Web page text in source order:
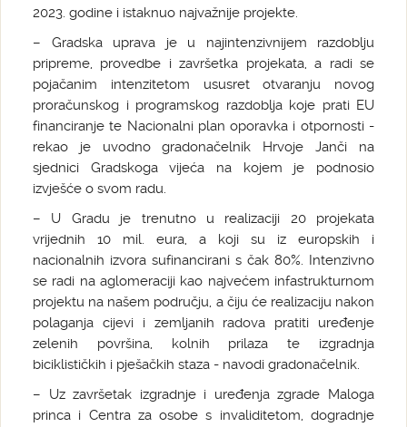
2023. godine i istaknuo najvažnije projekte.
– Gradska uprava je u najintenzivnijem razdoblju
pripreme, provedbe i završetka projekata, a radi se
pojačanim intenzitetom ususret otvaranju novog
proračunskog i programskog razdoblja koje prati EU
financiranje te Nacionalni plan oporavka i otpornosti -
rekao je uvodno gradonačelnik Hrvoje Janči na
sjednici Gradskoga vijeća na kojem je podnosio
izvješće o svom radu.
– U Gradu je trenutno u realizaciji 20 projekata
vrijednih 10 mil. eura, a koji su iz europskih i
nacionalnih izvora sufinancirani s čak 80%. Intenzivno
se radi na aglomeraciji kao najvećem infastrukturnom
projektu na našem području, a čiju će realizaciju nakon
polaganja cijevi i zemljanih radova pratiti uređenje
zelenih površina, kolnih prilaza te izgradnja
biciklističkih i pješačkih staza - navodi gradonačelnik.
– Uz završetak izgradnje i uređenja zgrade Maloga
princa i Centra za osobe s invaliditetom, dogradnje